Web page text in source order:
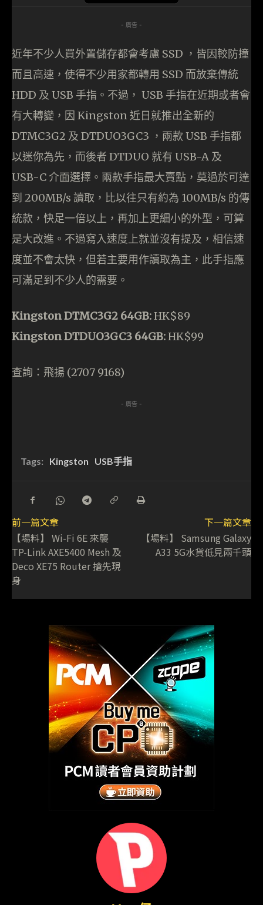
- 廣告 -
近年不少人買外置儲存都會考慮 SSD ，皆因較防撞
而且高速，使得不少用家都轉用 SSD 而放棄傳統
HDD 及 USB 手指。不過， USB 手指在近期或者會
有大轉變，因 Kingston 近日就推出全新的
DTMC3G2 及 DTDUO3GC3 ，兩款 USB 手指都
以迷你為先，而後者 DTDUO 就有 USB-A 及
USB-C 介面選擇。兩款手指最大賣點，莫過於可達
到 200MB/s 讀取，比以往只有約為 100MB/s 的傳
統款，快足一倍以上，再加上更細小的外型，可算
是大改進。不過寫入速度上就並沒有提及，相信速
度並不會太快，但若主要用作讀取為主，此手指應
可滿足到不少人的需要。
Kingston DTMC3G2 64GB:HK$89
Kingston DTDUO3GC3 64GB:HK$99
查詢：飛揚 (2707 9168)
- 廣告 -
Tags: Kingston USB手指
前一篇文章
【場料】 Wi-Fi 6E 來襲
TP-Link AXE5400 Mesh 及
Deco XE75 Router 搶先現
身
下一篇文章
【場料】 Samsung Galaxy
A33 5G水貨低見兩千頭